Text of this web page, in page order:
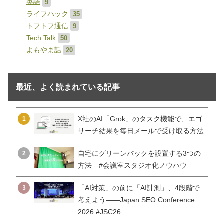
ライフハック
35
トフトフ通信
9
Tech Talk
50
よもやま話
20
最近、よく読まれている記事
1
X社のAI「Grok」のタスク機能で、エゴ
サーチ結果を毎日メールで受け取る方法
2
自宅にグリーンバックを設置する3つの
方法 #会議室スタジオ化ノウハウ
3
「AI対策」の前に「AI計測」、4段階で
考えよう——Japan SEO Conference
2026 #JSC26